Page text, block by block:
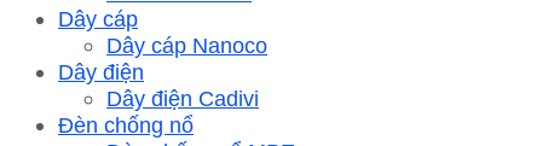
Dây cáp
Dây cáp Nanoco
Dây điện
Dây điện Cadivi
Đèn chống nổ